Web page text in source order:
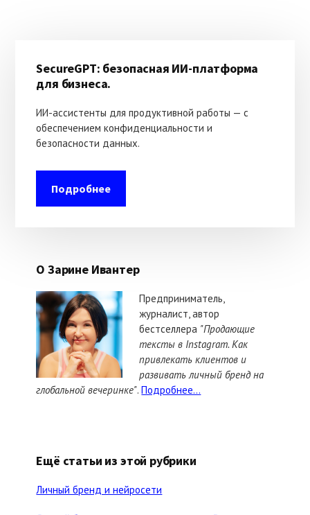
сайдбар
SecureGPT: безопасная ИИ-платформа
для бизнеса.
ИИ-ассистенты для продуктивной работы — с
обеспечением конфиденциальности и
безопасности данных.
Подробнее
О Зарине Ивантер
Предприниматель,
журналист, автор
бестселлера "Продающие
тексты в Instagram. Как
привлекать клиентов и
развивать личный бренд на
глобальной вечеринке".Подробнее...
Ещё статьи из этой рубрики
Личный бренд и нейросети